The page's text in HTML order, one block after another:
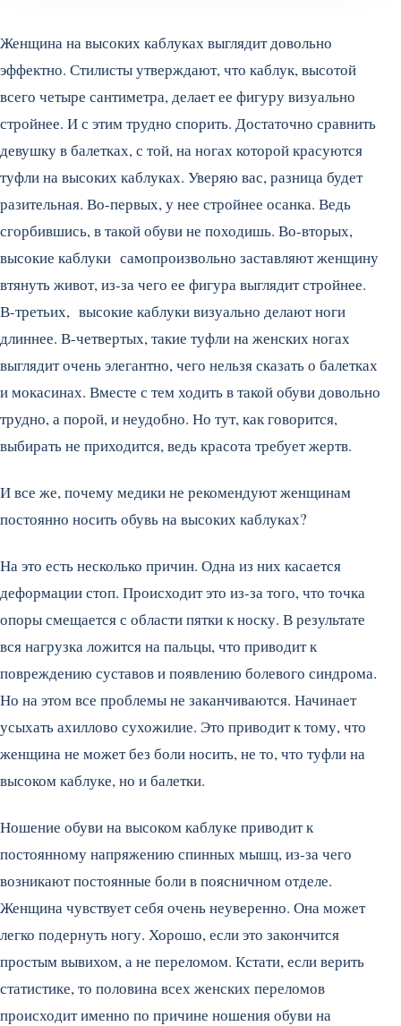
Женщина на высоких каблуках выглядит довольно
эффектно. Стилисты утверждают, что каблук, высотой
всего четыре сантиметра, делает ее фигуру визуально
стройнее. И с этим трудно спорить. Достаточно сравнить
девушку в балетках, с той, на ногах которой красуются
туфли на высоких каблуках. Уверяю вас, разница будет
разительная. Во-первых, у нее стройнее осанка. Ведь
сгорбившись, в такой обуви не походишь. Во-вторых,
высокие каблуки самопроизвольно заставляют женщину
втянуть живот, из-за чего ее фигура выглядит стройнее.
В-третьих, высокие каблуки визуально делают ноги
длиннее. В-четвертых, такие туфли на женских ногах
выглядит очень элегантно, чего нельзя сказать о балетках
и мокасинах. Вместе с тем ходить в такой обуви довольно
трудно, а порой, и неудобно. Но тут, как говорится,
выбирать не приходится, ведь красота требует жертв.
И все же, почему медики не рекомендуют женщинам
постоянно носить обувь на высоких каблуках?
На это есть несколько причин. Одна из них касается
деформации стоп. Происходит это из-за того, что точка
опоры смещается с области пятки к носку. В результате
вся нагрузка ложится на пальцы, что приводит к
повреждению суставов и появлению болевого синдрома.
Но на этом все проблемы не заканчиваются. Начинает
усыхать ахиллово сухожилие. Это приводит к тому, что
женщина не может без боли носить, не то, что туфли на
высоком каблуке, но и балетки.
Ношение обуви на высоком каблуке приводит к
постоянному напряжению спинных мышц, из-за чего
возникают постоянные боли в поясничном отделе.
Женщина чувствует себя очень неуверенно. Она может
легко подернуть ногу. Хорошо, если это закончится
простым вывихом, а не переломом. Кстати, если верить
статистике, то половина всех женских переломов
происходит именно по причине ношения обуви на